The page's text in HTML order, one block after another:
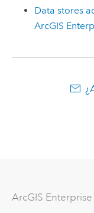
Data stores
ArcGIS
ArcGIS Enterprise